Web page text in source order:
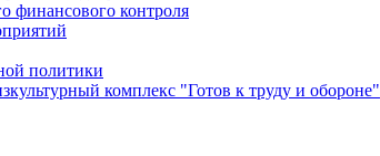
финансового контроля
политики
комплекс "Готов к труду и обороне"